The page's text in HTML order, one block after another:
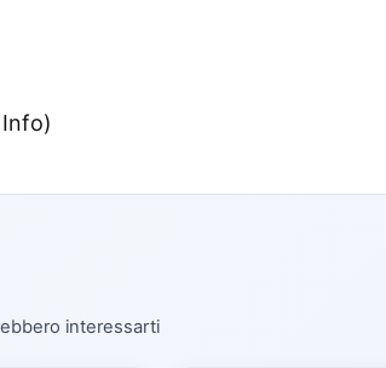
interessarti